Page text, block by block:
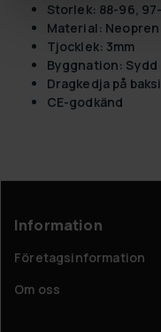
Storlek: 88-96, 97-
Material: Neopren
Tjocklek: 3mm
Byggnation: Sydd
Dragkedja på
CE-godkänd
Information
Företagsinformation
Om oss